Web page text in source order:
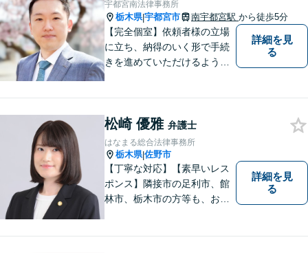
宇都宮南法律事務所
栃木県|宇都宮市 南宇都宮駅 から徒歩5分
【完全個室】依頼者様の立場
に立ち、納得のいく形で手続
きを進めていただけるよう、
識し、常に誠実で真摯な対応
を心掛けています。【南宇都
宮駅5分】
詳細を見
る
松崎 優雅 弁護士
はなまる総合法律事務所
栃木県|佐野市
【丁寧な対応】【素早いレス
ポンス】隣接市の足利市、館
林市、栃木市の方等も、お気
詳細を見
る